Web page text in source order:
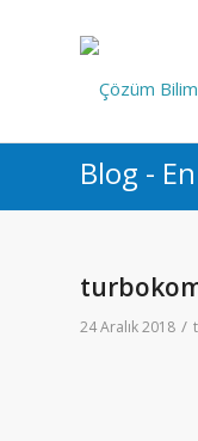
Blog -
24 Aralık 2018 /